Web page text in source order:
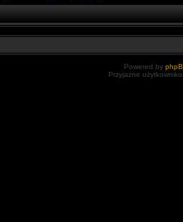
Powered by
Przyjazne